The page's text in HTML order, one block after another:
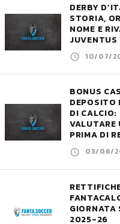
DERBY
STORIA,
NOME E
JUVENTUS
10/07/
BONUS
DEPOSITO
DI CALCIO:
VALUTARE
PRIMA DI
03/06/
GIORNATA
2025-26